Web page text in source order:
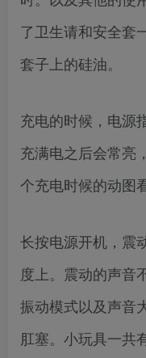
了卫生请和安全套
套子上的硅油。
充电的时候，电源
充满电之后会常亮
个充电时候的动图
长按电源开机，震
度上。震动的声音
振动模式以及声音
肛塞。小玩具一共